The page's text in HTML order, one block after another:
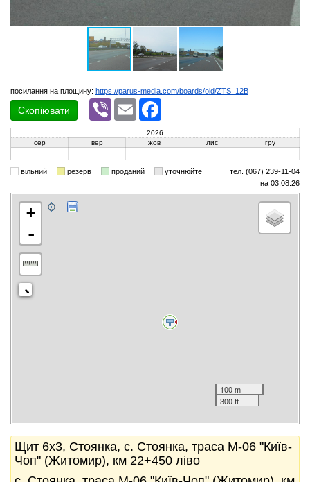
посилання на площину: https://parus-media.com/boards/oid/ZTS_12B
Скопіювати
Viber Email
2026
сер
вер жов лис гру
вільний резерв проданий уточнюйте
тел. (067) 239-11-04
на 03.08.26
+
-
100 m
300 ft
Щит 6x3, Стоянка, с. Стоянка, траса М-06 "Київ-
Чоп" (Житомир), км 22+450 ліво